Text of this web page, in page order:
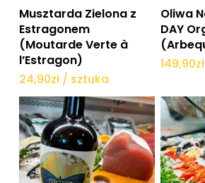
Dodaj do koszyka
Musztarda Zielona z
Estragonem
(Moutarde Verte à
l’Estragon)
24,90zł / sztuka
Oliwa
DAY
149,90zł